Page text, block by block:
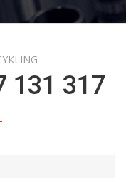
131 317